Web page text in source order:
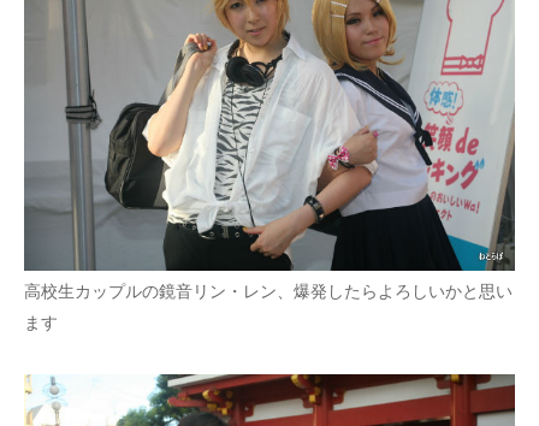
高校生カップルの鏡音リン・レン、爆発したらよろしいかと思い
ます